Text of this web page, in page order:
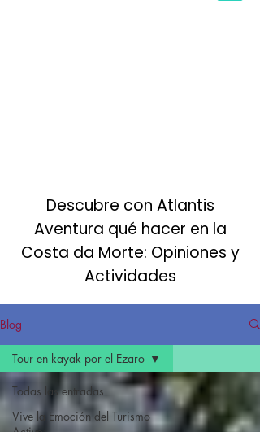
Descubre con Atlantis
Aventura qué hacer en la
Costa da Morte: Opiniones y
Actividades
Blog
Todas las entradas
Vive la Emoción del Turismo
Tour en kayak por el Ezaro